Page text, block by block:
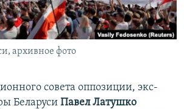
RL
архивное фото
совета оппозиции, экс-
Беларуси Павел Латушко